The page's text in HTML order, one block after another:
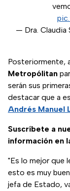
— Dra. Claudia
Posteriormente,
Metropólitan
serán sus
destacar que a
Andrés Manuel
Suscríbete a
información en
"Es lo mejor que
esto es muy
jefa de Estado,